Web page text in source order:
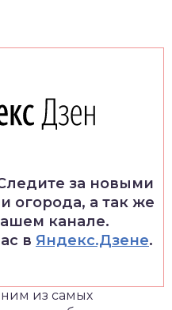
за новыми
огорода, а так же
канале.
в Яндекс.Дзене.
из самых